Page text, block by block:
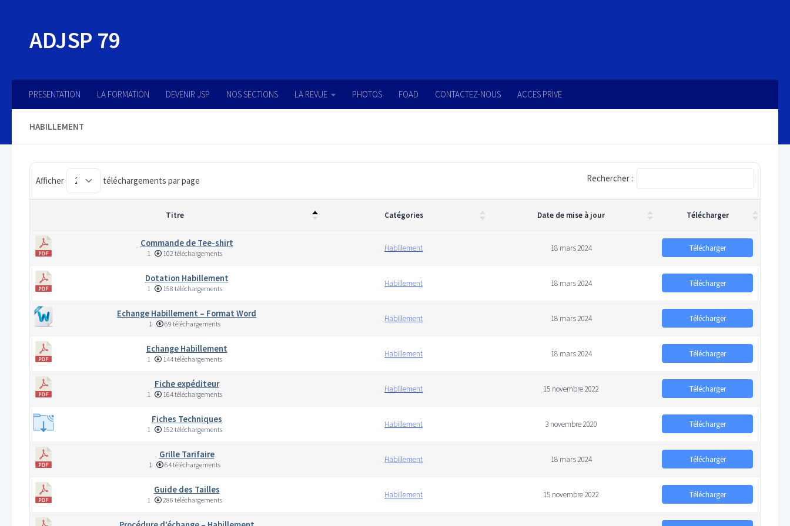
ADJSP 79
PRESENTATION LA FORMATION DEVENIR JSP NOS SECTIONS LA REVUE PHOTOS FOAD CONTACTEZ-NOUS ACCES PRIVE
HABILLEMENT
Afficher téléchargements par page Rechercher :
Titre Catégories Date de mise à jour Télécharger
Commande de Tee-shirt
1 102 téléchargements
Habillement 18 mars 2024 Télécharger
Dotation Habillement
1 158 téléchargements
Habillement 18 mars 2024 Télécharger
Echange Habillement – Format Word
1 69 téléchargements
Habillement 18 mars 2024 Télécharger
Echange Habillement
1 144 téléchargements
Habillement 18 mars 2024 Télécharger
Fiche expéditeur
1 164 téléchargements
Habillement 15 novembre 2022 Télécharger
Fiches Techniques
1 152 téléchargements
Habillement 3 novembre 2020 Télécharger
Grille Tarifaire
1 64 téléchargements
Habillement 18 mars 2024 Télécharger
Guide des Tailles
1 286 téléchargements
Habillement 15 novembre 2022 Télécharger